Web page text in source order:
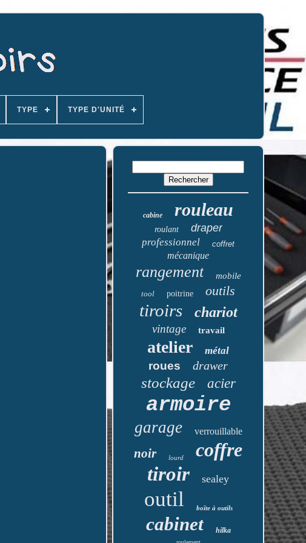
TYPE TYPE D'UNITÉ
cabine rouleau
roulant draper
professionnel coffret
mécanique
rangement mobile
tool poitrine outils
tiroirs chariot
vintage travail
atelier métal
roues drawer
stockage acier
armoire
garage verrouillable
noir lourd
coffre
tiroir
sealey
outil boîte à outils
cabinet hilka